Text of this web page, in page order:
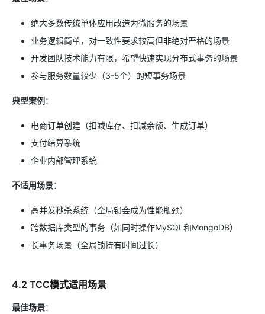
绝大多数传统单体应用改造为微服务的场景
业务逻辑简单，对一致性要求较高但非绝对严格的场景
开发团队技术能力有限，希望快速实现分布式事务的场景
参与服务数量较少（3-5个）的短事务场景
典型案例 ：
电商订单创建（扣减库存、扣减余额、生成订单）
支付结算系统
企业内部管理系统
不适用场景：
高并发秒杀系统（全局锁会成为性能瓶颈）
跨数据库类型的事务（如同时操作MySQL和MongoDB）
长事务场景（全局锁持有时间过长）
4.2 TCC模式适用场景
最佳场景：